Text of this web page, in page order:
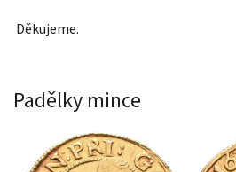
Děkujeme.
Padělky mince